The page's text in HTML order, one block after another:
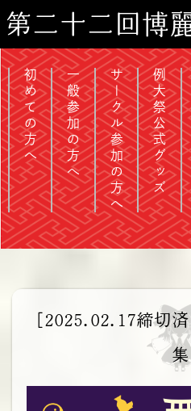
第二十二回博
初めての方へ 一般参加の方へ サークル参加の方へ 例大祭公式グッズ
[2025.02.17締切
集